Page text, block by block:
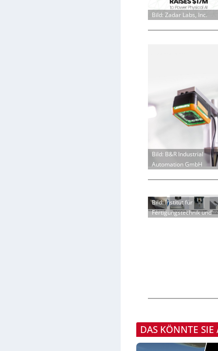
Bild: Zadar Labs, Inc.
Bild: B&R Industrial
Automation GmbH
Bild: Institut für
Fertigungstechnik und
DAS KÖNNTE SIE